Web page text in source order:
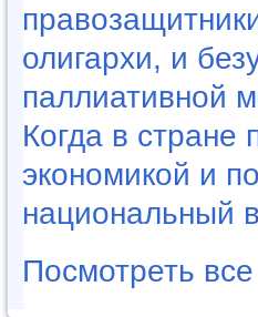
олигархи, и
паллиативной
Когда в стране
экономикой и
национальный
Посмотреть все